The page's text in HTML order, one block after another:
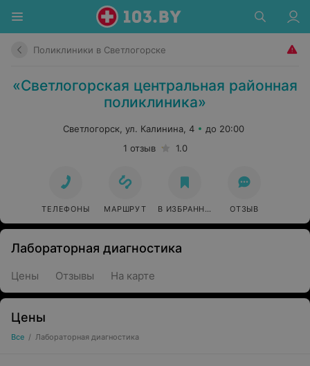
Поликлиники в Светлогорске
«Светлогорская центральная районная
поликлиника»
Светлогорск, ул. Калинина, 4
до 20:00
1 отзыв
1.0
ТЕЛЕФОНЫ МАРШРУТ В ИЗБРАННОЕ ОТЗЫВ
Лабораторная диагностика
Цены Отзывы На карте
Цены
Все / Лабораторная диагностика